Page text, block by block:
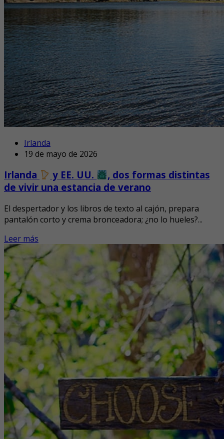
Irlanda
19 de mayo de 2026
Irlanda y EE. UU.
, dos formas distintas
de vivir una estancia de verano
El despertador y los libros de texto al cajón, prepara
pantalón corto y crema bronceadora; ¿no lo hueles?...
Leer más